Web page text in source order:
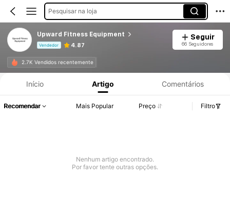
Pesquisar na loja
Upward Fitness Equipment
Vendedor 4.87
Seguir
66 Seguidores
2.7K Vendidos recentemente
Informações do Produto: Divulgação de Preço, Vendas e Detalhes de Stock.
Início Artigo Comentários
Recomendar Mais Popular Preço Filtro
Nenhum artigo encontrado.
Por favor tente outras opções.